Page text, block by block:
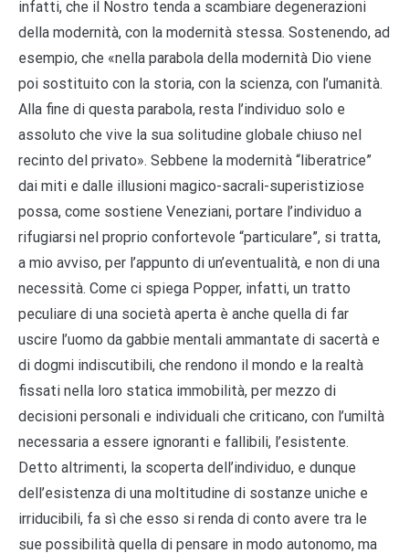
infatti, che il Nostro tenda a scambiare degenerazioni
della modernità, con la modernità stessa. Sostenendo, ad
esempio, che «nella parabola della modernità Dio viene
poi sostituito con la storia, con la scienza, con l’umanità.
Alla fine di questa parabola, resta l’individuo solo e
assoluto che vive la sua solitudine globale chiuso nel
recinto del privato». Sebbene la modernità “liberatrice”
dai miti e dalle illusioni magico-sacrali-superistiziose
possa, come sostiene Veneziani, portare l’individuo a
rifugiarsi nel proprio confortevole “particulare”, si tratta,
a mio avviso, per l’appunto di un’eventualità, e non di una
necessità. Come ci spiega Popper, infatti, un tratto
peculiare di una società aperta è anche quella di far
uscire l’uomo da gabbie mentali ammantate di sacertà e
di dogmi indiscutibili, che rendono il mondo e la realtà
fissati nella loro statica immobilità, per mezzo di
decisioni personali e individuali che criticano, con l’umiltà
necessaria a essere ignoranti e fallibili, l’esistente.
Detto altrimenti, la scoperta dell’individuo, e dunque
dell’esistenza di una moltitudine di sostanze uniche e
irriducibili, fa sì che esso si renda di conto avere tra le
sue possibilità quella di pensare in modo autonomo, ma